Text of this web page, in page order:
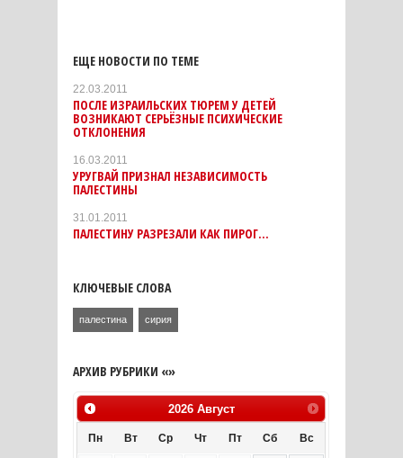
ЕЩЕ НОВОСТИ ПО ТЕМЕ
22.03.2011
ПОСЛЕ ИЗРАИЛЬСКИХ ТЮРЕМ У ДЕТЕЙ
ВОЗНИКАЮТ СЕРЬЁЗНЫЕ ПСИХИЧЕСКИЕ
ОТКЛОНЕНИЯ
16.03.2011
УРУГВАЙ ПРИЗНАЛ НЕЗАВИСИМОСТЬ
ПАЛЕСТИНЫ
31.01.2011
ПАЛЕСТИНУ РАЗРЕЗАЛИ КАК ПИРОГ...
КЛЮЧЕВЫЕ СЛОВА
палестина сирия
АРХИВ РУБРИКИ «»
2026 Август
Пн Вт Ср Чт Пт Сб Вс